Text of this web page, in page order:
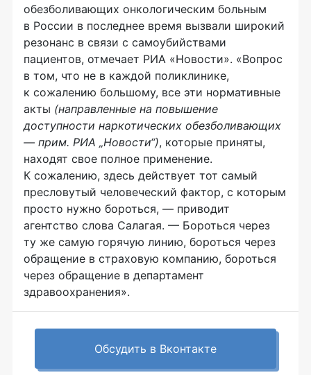
обезболивающих онкологическим больным
в России в последнее время вызвали широкий
резонанс в связи с самоубийствами
пациентов, отмечает РИА «Новости». «Вопрос
в том, что не в каждой поликлинике,
к сожалению большому, все эти нормативные
акты (направленные на повышение
доступности наркотических обезболивающих
— прим. РИА „Новости“), которые приняты,
находят свое полное применение.
К сожалению, здесь действует тот самый
пресловутый человеческий фактор, с которым
просто нужно бороться, — приводит
агентство слова Салагая. — Бороться через
ту же самую горячую линию, бороться через
обращение в страховую компанию, бороться
через обращение в департамент
здравоохранения».
Обсудить в Вконтакте